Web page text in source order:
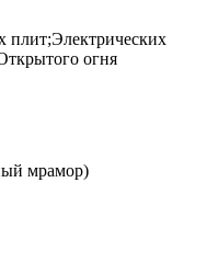
плит;Электрических
огня
мрамор)